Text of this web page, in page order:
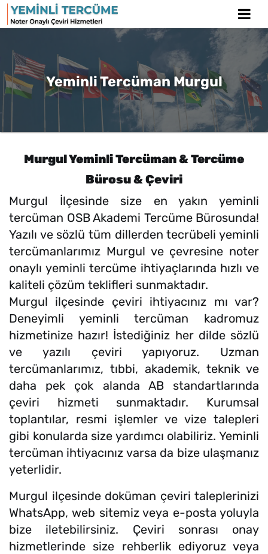
Yeminli Tercüman Murgul
Murgul Yeminli Tercüman & Tercüme
Bürosu & Çeviri
Murgul İlçesinde size en yakın yeminli
tercüman OSB Akademi Tercüme Bürosunda!
Yazılı ve sözlü tüm dillerden tecrübeli yeminli
tercümanlarımız Murgul ve çevresine noter
onaylı yeminli tercüme ihtiyaçlarında hızlı ve
kaliteli çözüm teklifleri sunmaktadır.
Murgul ilçesinde çeviri ihtiyacınız mı var?
Deneyimli yeminli tercüman kadromuz
hizmetinize hazır! İstediğiniz her dilde sözlü
ve yazılı çeviri yapıyoruz. Uzman
tercümanlarımız, tıbbi, akademik, teknik ve
daha pek çok alanda AB standartlarında
çeviri hizmeti sunmaktadır. Kurumsal
toplantılar, resmi işlemler ve vize talepleri
gibi konularda size yardımcı olabiliriz. Yeminli
tercüman ihtiyacınız varsa da bize ulaşmanız
yeterlidir.
Murgul ilçesinde doküman çeviri taleplerinizi
WhatsApp, web sitemiz veya e-posta yoluyla
bize iletebilirsiniz. Çeviri sonrası onay
hizmetlerinde size rehberlik ediyoruz veya